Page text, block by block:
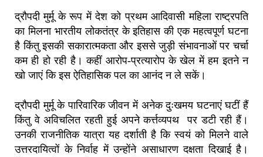
द्रौपदी मुर्मू के रूप में देश को प्रथम आदिवासी महिला राष्ट्रपति
का मिलना भारतीय लोकतंत्र के इतिहास की एक महत्वपूर्ण घटना
है किंतु इसकी सकारात्मकता और इससे जुड़ी संभावनाओं पर चर्चा
कम ही हो रही है। कहीं आरोप-प्रत्यारोप के खेल में हम इतने न
खो जाएं कि इस ऐतिहासिक पल का आनंद न ले सकें।
द्रौपदी मुर्मू के पारिवारिक जीवन में अनेक दुःखमय घटनाएं घटीं हैं
किंतु वे अविचलित रहती हुई अपने कर्त्तव्यपथ पर डटी रही हैं।
उनकी राजनीतिक यात्रा यह दर्शाती है कि स्वयं को मिलने वाले
उत्तरदायित्वों के निर्वाह में उन्होंने असाधारण दक्षता दिखाई है।